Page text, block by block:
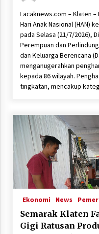
Lacaknews.com – Klaten
Hari Anak Nasional (HAN)
pada Selasa (21/7/2026),
Perempuan dan
dan Keluarga Berencana
menganugerahkan
kepada 86 wilayah.
tingkatan, mencakup
Ekonomi News
Semarak Klaten
Gigi Ratusan